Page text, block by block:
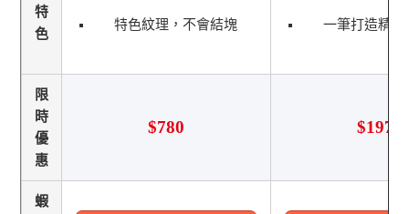
特
色
特色紋理，不會結塊 一筆打造精緻
限
時
優
惠
$780 $197
蝦